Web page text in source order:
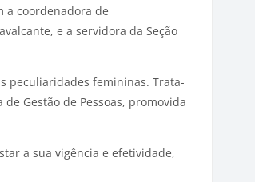
a coordenadora de
e a servidora da Seção
peculiaridades femininas. Trata-
Gestão de Pessoas, promovida
a sua vigência e efetividade,